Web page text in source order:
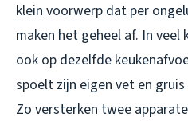
klein voorwerp dat per
maken het geheel af. In
ook op dezelfde
spoelt zijn eigen vet en
Zo versterken twee